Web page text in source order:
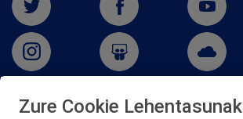
Zure Cookie Lehentasunak